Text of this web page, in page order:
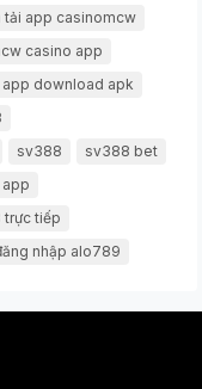
tải app casinomcw
casino app
download apk
sv388
sv388 bet
tiếp
nhập alo789